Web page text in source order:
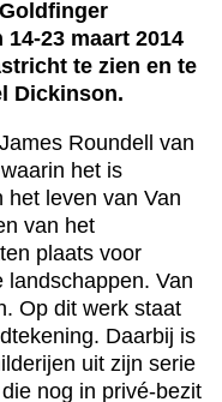
23 maart 2014
te zien en te
Dickinson.
Roundell van
het is
het leven van Van
van het
plaats voor
landschappen. Van
Op dit werk staat
Daarbij is
uit zijn serie
nog in privé-bezit